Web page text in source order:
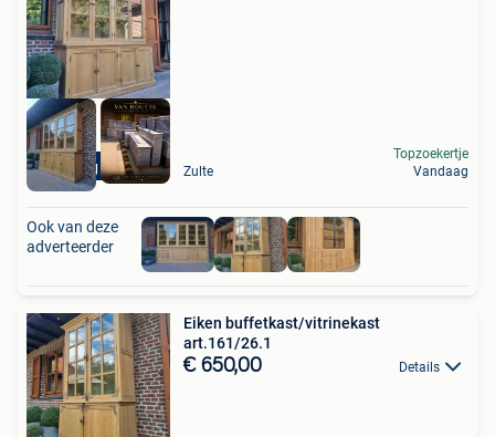
Levering mogelijk Zulte
Topzoekertje
Vandaag
Ook van deze
adverteerder
Eiken buffetkast/vitrinekast
art.161/26.1
€ 650,00 Details